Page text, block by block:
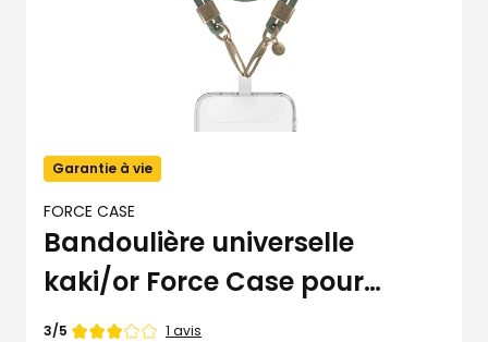
Garantie à vie
FORCE CASE
Bandoulière universelle
kaki/or Force Case pour
smartphone
Note
3/5 1 avis